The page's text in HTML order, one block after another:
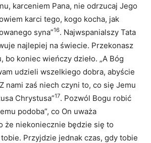
karceniem Pana, nie odrzucaj Jego
karci tego, kogo kocha, jak
syna”16. Najwspanialszy Tata
najlepiej na świecie. Przekonasz
bo koniec wieńczy dzieło. „A Bóg
udzieli wszelkiego dobra, abyście
nami zaś niech czyni to, co się Jemu
Chrystusa”17. Pozwól Bogu robić
podoba”, co On uważa
że niekoniecznie będzie się to
Przyjdzie jednak czas, gdy tobie